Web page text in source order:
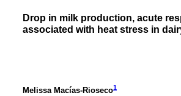
Drop in milk production, acute
associated with heat stress in
Melissa Macías-Rioseco1